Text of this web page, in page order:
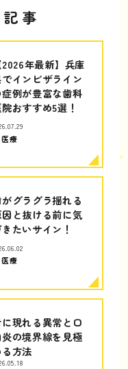
事
2026年最新】兵庫
インビザライン
例が豊富な歯科
おすすめ5選！
医療
グラグラ揺れる
と抜ける前に気
たいサイン！
医療
現れる異常と口
の境界線を見極
方法